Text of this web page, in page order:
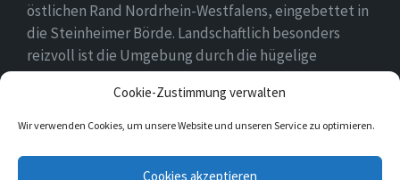
Cookie-Zustimmung verwalten
Wir verwenden Cookies, um unsere Website und unseren Service zu optimieren.
Cookies akzeptieren
östlichen Rand Nordrhein-Westfalens, eingebettet in
die Steinheimer Börde. Landschaftlich besonders
reizvoll ist die Umgebung durch die hügelige
Landschaft des naheliegenden Eggegebirges als
Ausläufer des Teutoburger Waldes.
Facebook Twitter Instagram